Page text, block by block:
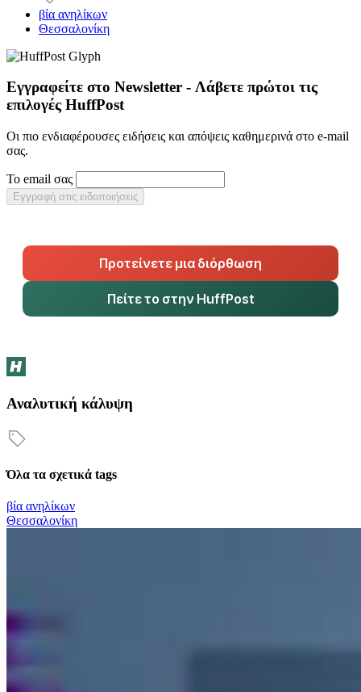
βία ανηλίκων
Θεσσαλονίκη
Εγγραφείτε στο Newsletter - Λάβετε πρώτοι τις
επιλογές HuffPost
Οι πιο ενδιαφέρουσες ειδήσεις και απόψεις καθημερινά στο e-mail
σας.
Το email σας
Εγγραφή στις ειδοποιήσεις
Προτείνετε μια διόρθωση
Πείτε το στην HuffPost
Αναλυτική κάλυψη
Όλα τα σχετικά tags
βία ανηλίκων
Θεσσαλονίκη